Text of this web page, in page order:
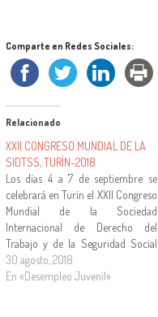
Comparte en Redes Sociales:
Relacionado
XXII CONGRESO MUNDIAL DE LA
SIDTSS, TURÍN-2018
Los días 4 a 7 de septiembre se
celebrará en Turín el XXII Congreso
Mundial de la Sociedad
Internacional de Derecho del
Trabajo y de la Seguridad Social
(SIDTSS) sobre las
“Transformaciones del trabajo:
30 agosto, 2018
En «Desempleo Juvenil»